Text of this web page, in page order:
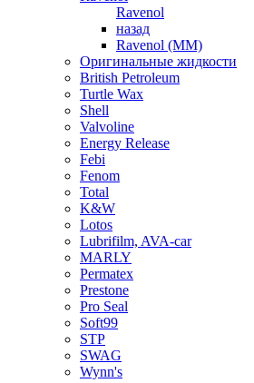
Ravenol
назад
Ravenol (ММ)
Оригинальные жидкости
British Petroleum
Turtle Wax
Shell
Valvoline
Energy Release
Febi
Fenom
Total
K&W
Lotos
Lubrifilm, AVA-car
MARLY
Permatex
Prestone
Pro Seal
Soft99
STP
SWAG
Wynn's